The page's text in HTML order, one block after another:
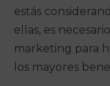
estás
ellas, es
marketing para
los mayores